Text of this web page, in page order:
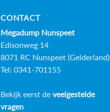
CONTACT
Megadump Nunspeet
Edisonweg 14
8071 RC Nunspeet (Gelderland)
Tel: 0341-701155
Bekijk eerst de veelgestelde
vragen